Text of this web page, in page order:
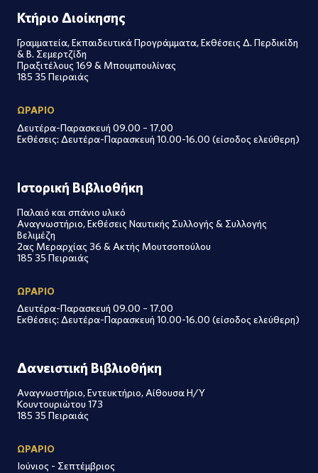
Κτήριο Διοίκησης
Γραμματεία, Εκπαιδευτικά Προγράμματα, Εκθέσεις Δ. Περδικίδη
& Β. Σεμερτζίδη
Πραξιτέλους 169 & Μπουμπουλίνας
185 35 Πειραιάς
ΩΡΑΡΙΟ
Δευτέρα-Παρασκευή 09.00 – 17.00
Εκθέσεις: Δευτέρα-Παρασκευή 10.00-16.00 (είσοδος ελεύθερη)
Ιστορική Βιβλιοθήκη
Παλαιό και σπάνιο υλικό
Αναγνωστήριο, Εκθέσεις Ναυτικής Συλλογής & Συλλογής
Βελιμέζη
2ας Μεραρχίας 36 & Ακτής Μουτσοπούλου
185 35 Πειραιάς
ΩΡΑΡΙΟ
Δευτέρα-Παρασκευή 09.00 – 17.00
Εκθέσεις: Δευτέρα-Παρασκευή 10.00-16.00 (είσοδος ελεύθερη)
Δανειστική Βιβλιοθήκη
Αναγνωστήριο, Εντευκτήριο, Αίθουσα Η/Υ
Κουντουριώτου 173
185 35 Πειραιάς
ΩΡΑΡΙΟ
Ιούνιος - Σεπτέμβριος